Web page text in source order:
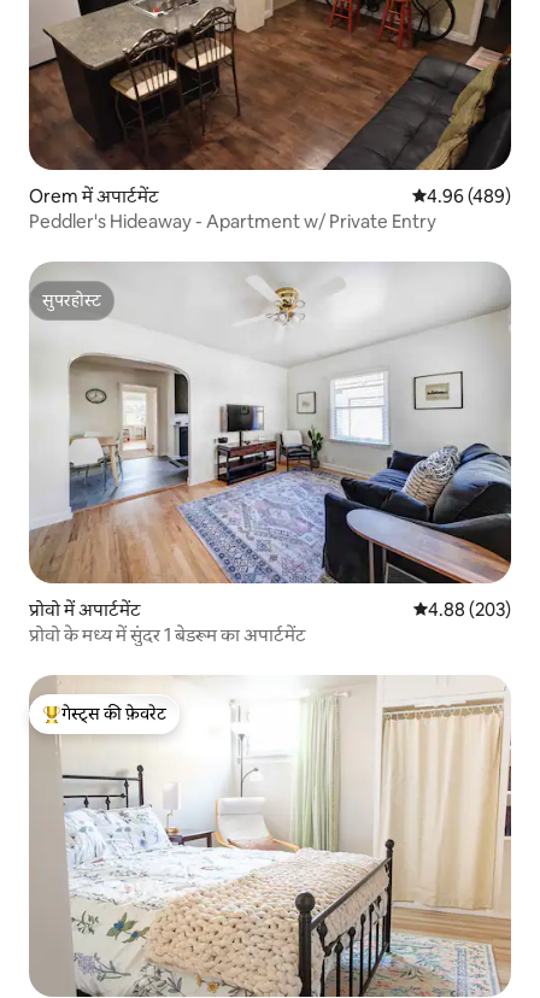
Orem में अपार्टमेंट औसत रेटिंग 5 में से
4.96 (489)
Peddler's Hideaway - Apartment w/ Private Entry
सुपरहोस्ट
सुपरहोस्ट
प्रोवो में अपार्टमेंट औसत रेटिंग 5 में से
4.88 (203)
प्रोवो के मध्य में सुंदर 1 बेडरूम का अपार्टमेंट
गेस्ट्स का टॉप फ़ेवरेट
गेस्ट्स की फ़ेवरेट